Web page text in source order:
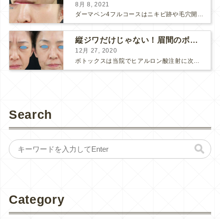
8月 8, 2021
ダーマペン4フルコースはニキビ跡や毛穴開きで悩まれている方に自信を持ってお勧めできる美肌治療です。 ↑ ダーマペン4フルコースを4回行いました。 ニキビ跡と毛穴開きが改善して肌のキメが整いまし...
縦ジワだけじゃない！眉間のボトックス注射
12月 27, 2020
Search
Category